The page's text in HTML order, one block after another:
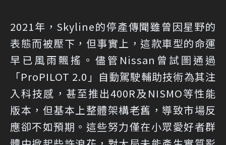
2021年，Skyline的停產傳聞雖曾因星野的
表態而被壓下，但事實上，這款車型的命運
早已風雨飄搖。儘管Nissan曾試圖通過
「ProPILOT 2.0」自動駕駛輔助技術為其注
入科技感，甚至推出400R及NISMO等性能
版本，但基本上整體架構老舊，導致市場反
應卻不如預期。這些努力僅在小眾愛好者群